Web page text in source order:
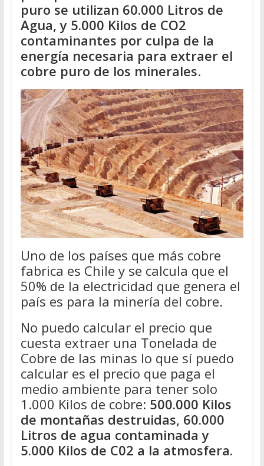
puro se utilizan 60.000 Litros de
Agua, y 5.000 Kilos de CO2
contaminantes por culpa de la
energía necesaria para extraer el
cobre puro de los minerales.
Uno de los países que más cobre
fabrica es Chile y se calcula que el
50% de la electricidad que genera el
país es para la minería del cobre.
No puedo calcular el precio que
cuesta extraer una Tonelada de
Cobre de las minas lo que sí puedo
calcular es el precio que paga el
medio ambiente para tener solo
1.000 Kilos de cobre: 500.000 Kilos
de montañas destruidas, 60.000
Litros de agua contaminada y
5.000 Kilos de C02 a la atmosfera.